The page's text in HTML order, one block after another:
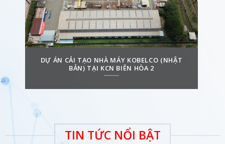
DỰ ÁN CẢI TẠO NHÀ MÁY KOBELCO (NHẬT
BẢN) TẠI KCN BIÊN HÒA 2
TIN TỨC NỔI BẬT